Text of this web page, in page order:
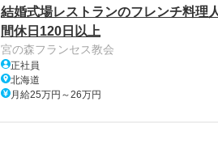
結婚式場レストランのフレンチ料理
間休日120日以上
宮の森フランセス教会
正社員
北海道
月給25万円～26万円